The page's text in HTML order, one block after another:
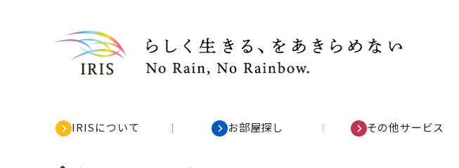
IRISについて お部屋探し その他サービス